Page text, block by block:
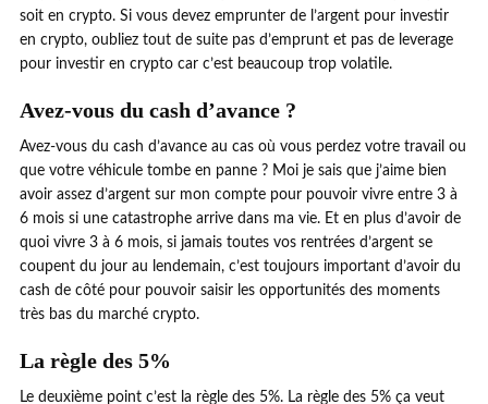
soit en crypto. Si vous devez emprunter de l’argent pour investir
en crypto, oubliez tout de suite pas d’emprunt et pas de leverage
pour investir en crypto car c’est beaucoup trop volatile.
Avez-vous du cash d’avance ?
Avez-vous du cash d’avance au cas où vous perdez votre travail ou
que votre véhicule tombe en panne ? Moi je sais que j’aime bien
avoir assez d’argent sur mon compte pour pouvoir vivre entre 3 à
6 mois si une catastrophe arrive dans ma vie. Et en plus d’avoir de
quoi vivre 3 à 6 mois, si jamais toutes vos rentrées d’argent se
coupent du jour au lendemain, c’est toujours important d’avoir du
cash de côté pour pouvoir saisir les opportunités des moments
très bas du marché crypto.
La règle des 5%
Le deuxième point c’est la règle des 5%. La règle des 5% ça veut